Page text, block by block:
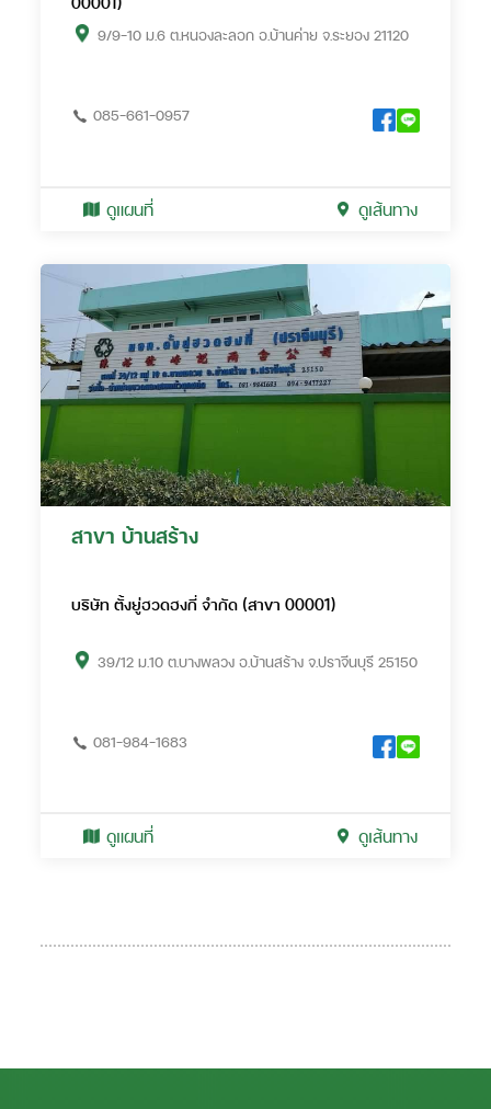
9/9-10 ม.6 ต.หนองละลอก อ.บ้านค่าย จ.ระยอง 21120
085-661-0957
ดูแผนที่ ดูเส้นทาง
สาขา บ้านสร้าง
บริษัท ตั้งยู่ฮวดฮงกี่ จำกัด (สาขา 00001)
39/12 ม.10 ต.บางพลวง อ.บ้านสร้าง จ.ปราจีนบุรี 25150
081-984-1683
ดูแผนที่ ดูเส้นทาง